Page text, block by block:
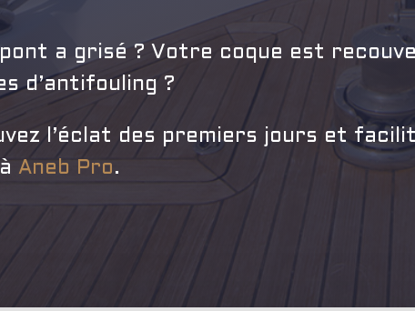
a grisé ? Votre coque est
d’antifouling ?
l’éclat des premiers jours et
Aneb Pro.